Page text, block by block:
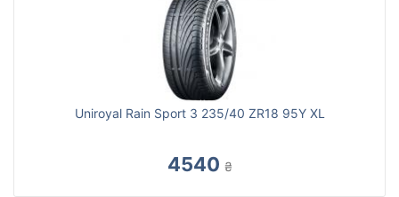
Uniroyal Rain Sport 3 235/40 ZR18 95Y XL
4540 ₴